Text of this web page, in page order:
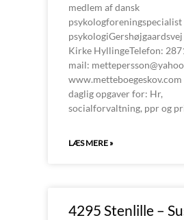
medlem af dansk
Kirke HyllingeTelefon:
mail:
www.metteboegeskov.com
daglig opgaver for: Hr,
socialforvaltning, ppr og
LÆS MERE »
4295 Stenlille –